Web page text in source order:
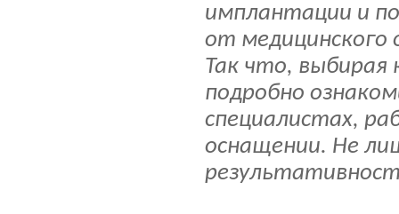
имплантации и
от медицинского
Так что, выбирая
подробно
специалистах,
оснащении. Не